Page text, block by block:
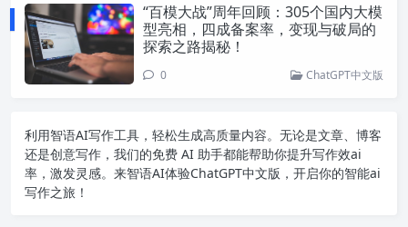
“百模大战”周年回顾：305个国内大模
型亮相，四成备案率，变现与破局的
探索之路揭秘！
0 ChatGPT中文版
利用智语AI写作工具，轻松生成高质量内容。无论是文章、博客
还是创意写作，我们的免费 AI 助手都能帮助你提升写作效ai
率，激发灵感。来智语AI体验ChatGPT中文版 ，开启你的智能ai
写作之旅！